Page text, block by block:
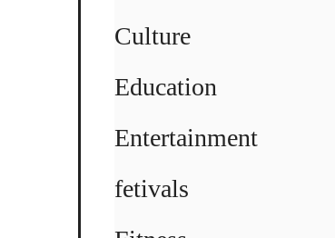
Culture
Education
Entertainment
fetivals